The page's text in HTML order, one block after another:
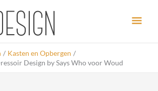
Kasten en Opbergen
Design by Says Who voor Woud